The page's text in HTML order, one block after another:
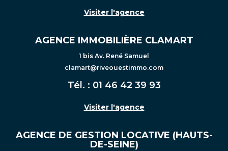
Visiter l'agence
AGENCE IMMOBILIÈRE CLAMART
1 bis Av. René Samuel
clamart@riveouestimmo.com
Tél. : 01 46 42 39 93
Visiter l'agence
AGENCE DE GESTION LOCATIVE (HAUTS-
DE-SEINE)